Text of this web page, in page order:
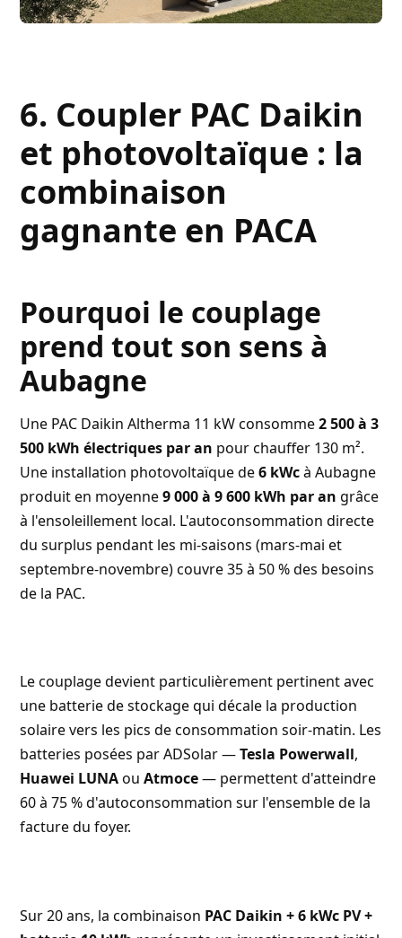
6. Coupler PAC Daikin
et photovoltaïque : la
combinaison
gagnante en PACA
Pourquoi le couplage
prend tout son sens à
Aubagne
Une PAC Daikin Altherma 11 kW consomme2 500 à 3
500 kWh électriques par an pour chauffer 130 m².
Une installation photovoltaïque de6 kWcà Aubagne
produit en moyenne9 000 à 9 600 kWh par an grâce
à l'ensoleillement local. L'autoconsommation directe
du surplus pendant les mi-saisons (mars-mai et
septembre-novembre) couvre 35 à 50 % des besoins
de la PAC.
Le couplage devient particulièrement pertinent avec
une batterie de stockage qui décale la production
solaire vers les pics de consommation soir-matin. Les
batteries posées par ADSolar —Tesla Powerwall,
Huawei LUNAouAtmoce— permettent d'atteindre
60 à 75 % d'autoconsommation sur l'ensemble de la
facture du foyer.
Sur 20 ans, la combinaison PAC Daikin + 6 kWc PV +